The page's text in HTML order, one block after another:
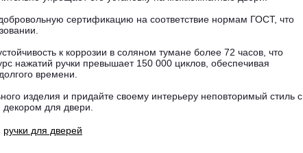
сертификацию на соответствие нормам ГОСТ, что
к коррозии в соляном тумане более 72 часов, что
нажатий ручки превышает 150 000 циклов, обеспечивая
времени.
изделия и придайте своему интерьеру неповторимый стиль с
для двери.
ручки для дверей